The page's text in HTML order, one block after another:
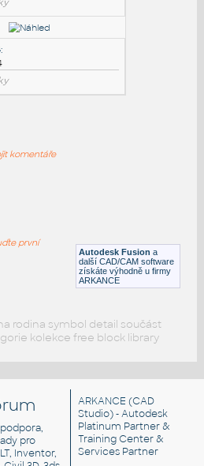
:
baterie
Autodesk Fusion a
další CAD/CAM software
získáte výhodně u firmy
ARKANCE
komentáře
první
rodina symbol detail součást
kolekce free block library
pro
Inventor,
ARKANCE (CAD
Studio) - Autodesk
Platinum Partner &
Training Center &
Services Partner